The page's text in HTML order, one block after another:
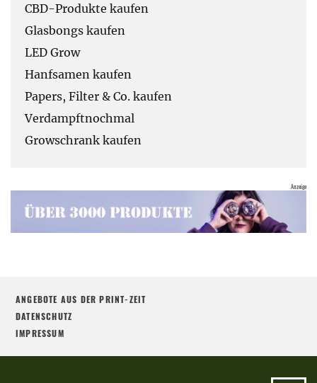
CBD-Produkte kaufen
Glasbongs kaufen
LED Grow
Hanfsamen kaufen
Papers, Filter & Co. kaufen
Verdampftnochmal
Growschrank kaufen
ANGEBOTE AUS DER PRINT-ZEIT
DATENSCHUTZ
IMPRESSUM